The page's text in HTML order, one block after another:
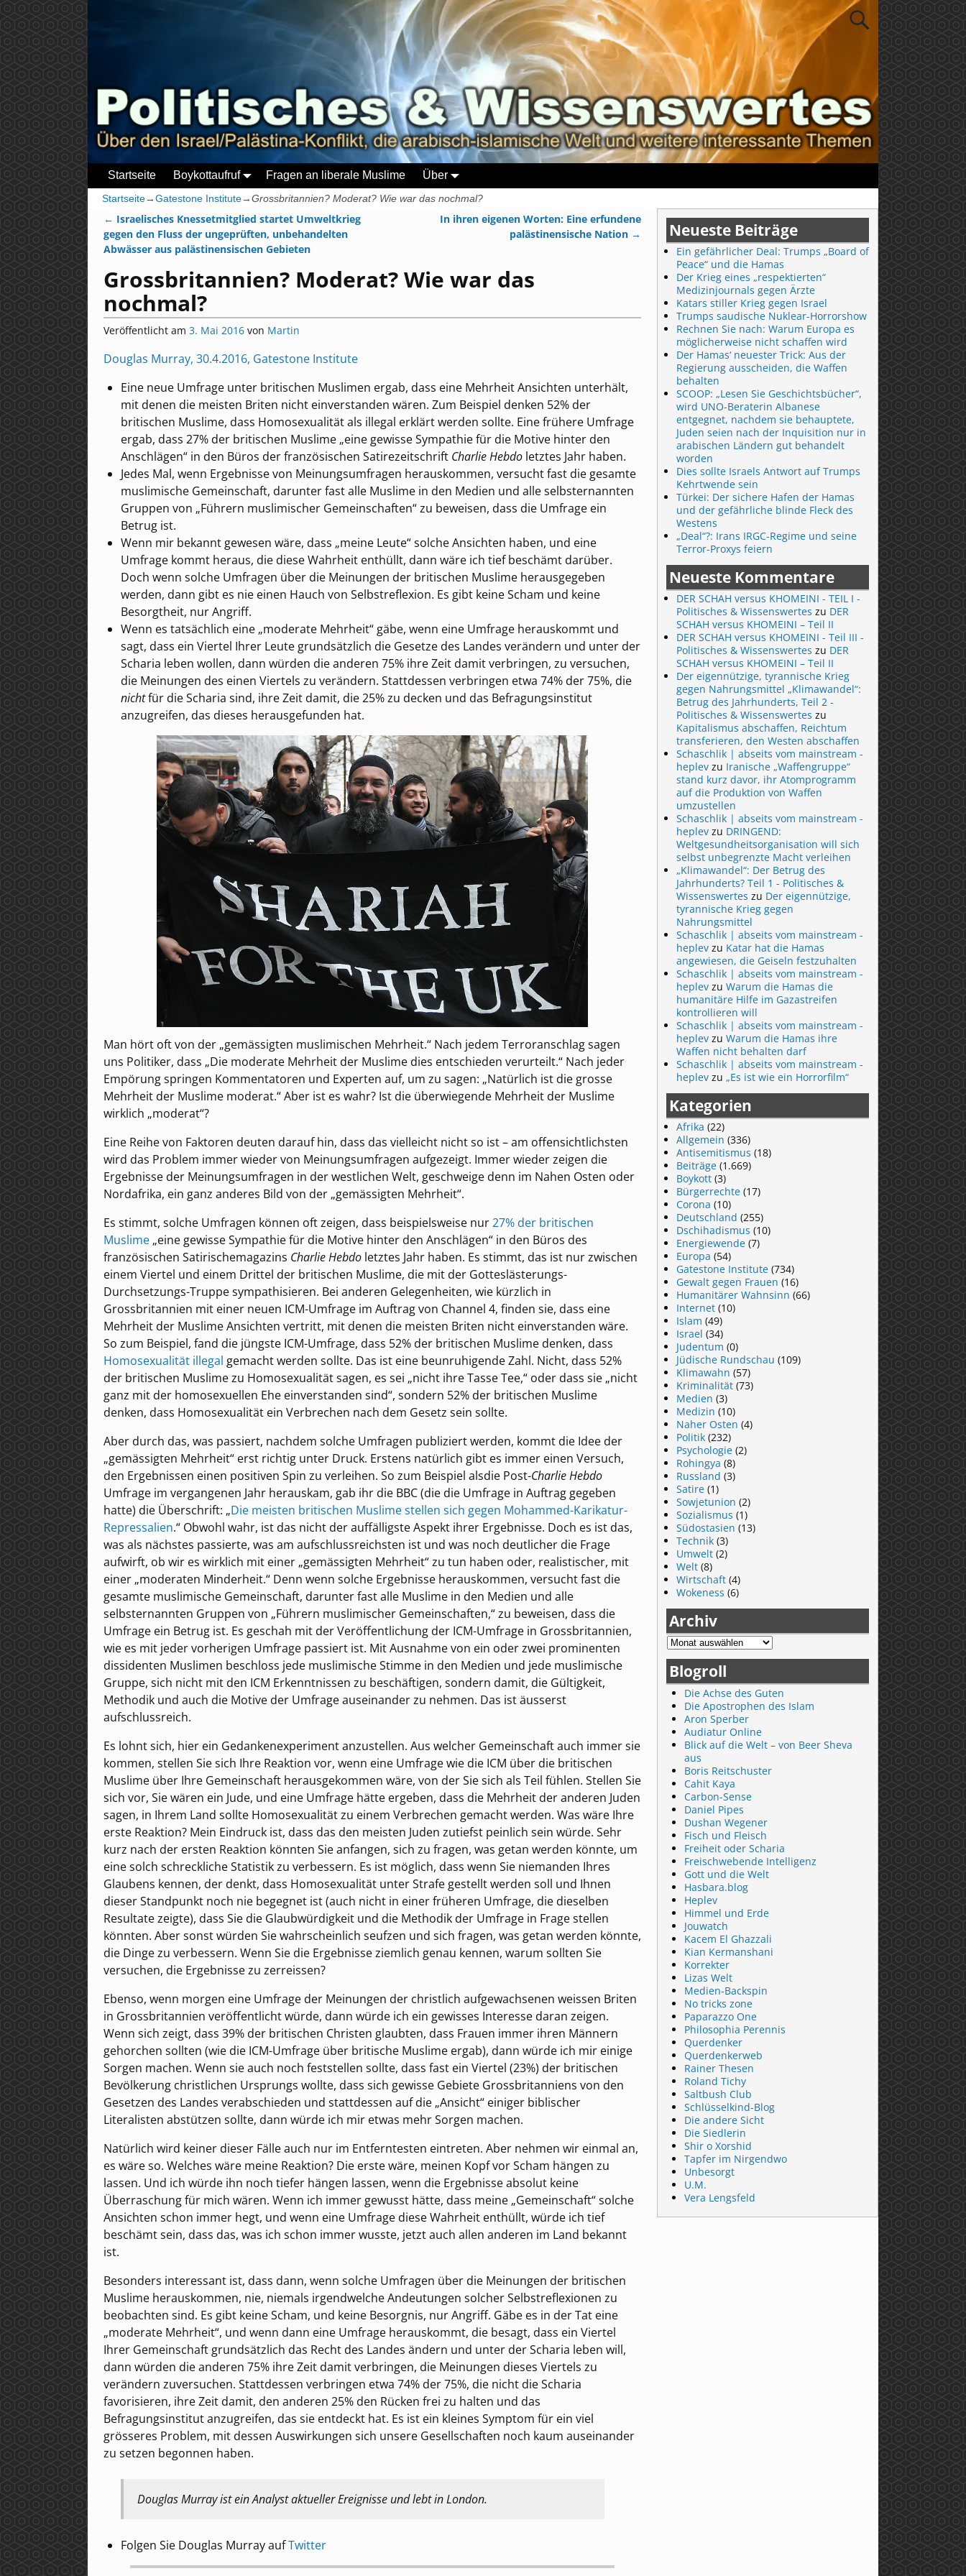
Startseite Boykottaufruf Fragen an liberale Muslime Über
Startseite→Gatestone Institute→Grossbritannien? Moderat? Wie war das nochmal?
Artikelnavigation
← Israelisches Knessetmitglied startet Umweltkrieg
gegen den Fluss der ungeprüften, unbehandelten
Abwässer aus palästinensischen Gebieten
In ihren eigenen Worten: Eine erfundene
palästinensische Nation →
Grossbritannien? Moderat? Wie war das
nochmal?
Veröffentlicht am 3. Mai 2016 von Martin
Douglas Murray, 30.4.2016, Gatestone Institute
Eine neue Umfrage unter britischen Muslimen ergab, dass eine Mehrheit Ansichten unterhält,
mit denen die meisten Briten nicht einverstanden wären. Zum Beispiel denken 52% der
britischen Muslime, dass Homosexualität als illegal erklärt werden sollte. Eine frühere Umfrage
ergab, dass 27% der britischen Muslime „eine gewisse Sympathie für die Motive hinter den
Anschlägen“ in den Büros der französischen Satirezeitschrift Charlie Hebdo letztes Jahr haben.
Jedes Mal, wenn Ergebnisse von Meinungsumfragen herauskommen, versucht fast die gesamte
muslimische Gemeinschaft, darunter fast alle Muslime in den Medien und alle selbsternannten
Gruppen von „Führern muslimischer Gemeinschaften“ zu beweisen, dass die Umfrage ein
Betrug ist.
Wenn mir bekannt gewesen wäre, dass „meine Leute“ solche Ansichten haben, und eine
Umfrage kommt heraus, die diese Wahrheit enthüllt, dann wäre ich tief beschämt darüber.
Doch wenn solche Umfragen über die Meinungen der britischen Muslime herausgegeben
werden, dann gibt es nie einen Hauch von Selbstreflexion. Es gibt keine Scham und keine
Besorgtheit, nur Angriff.
Wenn es tatsächlich eine „moderate Mehrheit“ gäbe, wenn eine Umfrage herauskommt und
sagt, dass ein Viertel Ihrer Leute grundsätzlich die Gesetze des Landes verändern und unter der
Scharia leben wollen, dann würden die anderen 75% ihre Zeit damit verbringen, zu versuchen,
die Meinungen des einen Viertels zu verändern. Stattdessen verbringen etwa 74% der 75%, die
nichtfür die Scharia sind, ihre Zeit damit, die 25% zu decken und das Befragungsinstitut
anzugreifen, das dieses herausgefunden hat.
Man hört oft von der „gemässigten muslimischen Mehrheit.“ Nach jedem Terroranschlag sagen
uns Politiker, dass „Die moderate Mehrheit der Muslime dies entschieden verurteilt.“ Nach jeder
Empörung springen Kommentatoren und Experten auf, um zu sagen: „Natürlich ist die grosse
Mehrheit der Muslime moderat.“ Aber ist es wahr? Ist die überwiegende Mehrheit der Muslime
wirklich „moderat“?
Eine Reihe von Faktoren deuten darauf hin, dass das vielleicht nicht so ist – am offensichtlichsten
wird das Problem immer wieder von Meinungsumfragen aufgezeigt. Immer wieder zeigen die
Ergebnisse der Meinungsumfragen in der westlichen Welt, geschweige denn im Nahen Osten oder
Nordafrika, ein ganz anderes Bild von der „gemässigten Mehrheit“.
Es stimmt, solche Umfragen können oft zeigen, dass beispielsweise nur27% der britischen
Muslime „eine gewisse Sympathie für die Motive hinter den Anschlägen“ in den Büros des
französischen Satirischemagazins Charlie Hebdo letztes Jahr haben. Es stimmt, das ist nur zwischen
einem Viertel und einem Drittel der britischen Muslime, die mit der Gotteslästerungs-
Durchsetzungs-Truppe sympathisieren. Bei anderen Gelegenheiten, wie kürzlich in
Grossbritannien mit einer neuen ICM-Umfrage im Auftrag von Channel 4, finden sie, dass eine
Mehrheit der Muslime Ansichten vertritt, mit denen die meisten Briten nicht einverstanden wäre.
So zum Beispiel, fand die jüngste ICM-Umfrage, dass 52% der britischen Muslime denken, dass
Homosexualität illegal gemacht werden sollte. Das ist eine beunruhigende Zahl. Nicht, dass 52%
der britischen Muslime zu Homosexualität sagen, es sei „nicht ihre Tasse Tee,“ oder dass sie „nicht
ganz mit der homosexuellen Ehe einverstanden sind“, sondern 52% der britischen Muslime
denken, dass Homosexualität ein Verbrechen nach dem Gesetz sein sollte.
Aber durch das, was passiert, nachdem solche Umfragen publiziert werden, kommt die Idee der
„gemässigten Mehrheit“ erst richtig unter Druck. Erstens natürlich gibt es immer einen Versuch,
den Ergebnissen einen positiven Spin zu verleihen. So zum Beispiel alsdie Post-Charlie Hebdo
Umfrage im vergangenen Jahr herauskam, gab ihr die BBC (die die Umfrage in Auftrag gegeben
hatte) die Überschrift: „Die meisten britischen Muslime stellen sich gegen Mohammed-Karikatur-
Repressalien.“ Obwohl wahr, ist das nicht der auffälligste Aspekt ihrer Ergebnisse. Doch es ist das,
was als nächstes passierte, was am aufschlussreichsten ist und was noch deutlicher die Frage
aufwirft, ob wir es wirklich mit einer „gemässigten Mehrheit“ zu tun haben oder, realistischer, mit
einer „moderaten Minderheit.“ Denn wenn solche Ergebnisse herauskommen, versucht fast die
gesamte muslimische Gemeinschaft, darunter fast alle Muslime in den Medien und alle
selbsternannten Gruppen von „Führern muslimischer Gemeinschaften,“ zu beweisen, dass die
Umfrage ein Betrug ist. Es geschah mit der Veröffentlichung der ICM-Umfrage in Grossbritannien,
wie es mit jeder vorherigen Umfrage passiert ist. Mit Ausnahme von ein oder zwei prominenten
dissidenten Muslimen beschloss jede muslimische Stimme in den Medien und jede muslimische
Gruppe, sich nicht mit den ICM Erkenntnissen zu beschäftigen, sondern damit, die Gültigkeit,
Methodik und auch die Motive der Umfrage auseinander zu nehmen. Das ist äusserst
aufschlussreich.
Es lohnt sich, hier ein Gedankenexperiment anzustellen. Aus welcher Gemeinschaft auch immer sie
kommen, stellen Sie sich Ihre Reaktion vor, wenn eine Umfrage wie die ICM über die britischen
Muslime über Ihre Gemeinschaft herausgekommen wäre, von der Sie sich als Teil fühlen. Stellen Sie
sich vor, Sie wären ein Jude, und eine Umfrage hätte ergeben, dass die Mehrheit der anderen Juden
sagen, in Ihrem Land sollte Homosexualität zu einem Verbrechen gemacht werden. Was wäre Ihre
erste Reaktion? Mein Eindruck ist, dass das den meisten Juden zutiefst peinlich sein würde. Sehr
kurz nach der ersten Reaktion könnten Sie anfangen, sich zu fragen, was getan werden könnte, um
eine solch schreckliche Statistik zu verbessern. Es ist möglich, dass wenn Sie niemanden Ihres
Glaubens kennen, der denkt, dass Homosexualität unter Strafe gestellt werden soll und Ihnen
dieser Standpunkt noch nie begegnet ist (auch nicht in einer früheren Umfrage, die dieselben
Resultate zeigte), dass Sie die Glaubwürdigkeit und die Methodik der Umfrage in Frage stellen
könnten. Aber sonst würden Sie wahrscheinlich seufzen und sich fragen, was getan werden könnte,
die Dinge zu verbessern. Wenn Sie die Ergebnisse ziemlich genau kennen, warum sollten Sie
versuchen, die Ergebnisse zu zerreissen?
Ebenso, wenn morgen eine Umfrage der Meinungen der christlich aufgewachsenen weissen Briten
in Grossbritannien veröffentlicht würde, dann würde ich ein gewisses Interesse daran zeigen.
Wenn sich zeigt, dass 39% der britischen Christen glaubten, dass Frauen immer ihren Männern
gehorchen sollten (wie die ICM-Umfrage über britische Muslime ergab), dann würde ich mir einige
Sorgen machen. Wenn sie auch noch feststellen sollte, dass fast ein Viertel (23%) der britischen
Bevölkerung christlichen Ursprungs wollte, dass sich gewisse Gebiete Grossbritanniens von den
Gesetzen des Landes verabschieden und stattdessen auf die „Ansicht“ einiger biblischer
Literalisten abstützen sollte, dann würde ich mir etwas mehr Sorgen machen.
Natürlich wird keiner dieser Fälle auch nur im Entferntesten eintreten. Aber nehmen wir einmal an,
es wäre so. Welches wäre meine Reaktion? Die erste wäre, meinen Kopf vor Scham hängen zu
lassen. Und ich würde ihn noch tiefer hängen lassen, wenn die Ergebnisse absolut keine
Überraschung für mich wären. Wenn ich immer gewusst hätte, dass meine „Gemeinschaft“ solche
Ansichten schon immer hegt, und wenn eine Umfrage diese Wahrheit enthüllt, würde ich tief
beschämt sein, dass das, was ich schon immer wusste, jetzt auch allen anderen im Land bekannt
ist.
Besonders interessant ist, dass dann, wenn solche Umfragen über die Meinungen der britischen
Muslime herauskommen, nie, niemals irgendwelche Andeutungen solcher Selbstreflexionen zu
beobachten sind. Es gibt keine Scham, und keine Besorgnis, nur Angriff. Gäbe es in der Tat eine
„moderate Mehrheit“, und wenn dann eine Umfrage herauskommt, die besagt, dass ein Viertel
Ihrer Gemeinschaft grundsätzlich das Recht des Landes ändern und unter der Scharia leben will,
dann würden die anderen 75% ihre Zeit damit verbringen, die Meinungen dieses Viertels zu
verändern zuversuchen. Stattdessen verbringen etwa 74% der 75%, die nicht die Scharia
favorisieren, ihre Zeit damit, den anderen 25% den Rücken frei zu halten und das
Befragungsinstitut anzugreifen, das sie entdeckt hat. Es ist ein kleines Symptom für ein viel
grösseres Problem, mit dessen Auswirkungen sich unsere Gesellschaften noch kaum auseinander
zu setzen begonnen haben.
Douglas Murray ist ein Analyst aktueller Ereignisse und lebt in London.
Folgen Sie Douglas Murray aufTwitter
Neueste Beiträge
Ein gefährlicher Deal: Trumps „Board of
Peace“ und die Hamas
Der Krieg eines „respektierten“
Medizinjournals gegen Ärzte
Katars stiller Krieg gegen Israel
Trumps saudische Nuklear-Horrorshow
Rechnen Sie nach: Warum Europa es
möglicherweise nicht schaffen wird
Der Hamas‘ neuester Trick: Aus der
Regierung ausscheiden, die Waffen
behalten
SCOOP: „Lesen Sie Geschichtsbücher“,
wird UNO-Beraterin Albanese
entgegnet, nachdem sie behauptete,
Juden seien nach der Inquisition nur in
arabischen Ländern gut behandelt
worden
Dies sollte Israels Antwort auf Trumps
Kehrtwende sein
Türkei: Der sichere Hafen der Hamas
und der gefährliche blinde Fleck des
Westens
„Deal“?: Irans IRGC-Regime und seine
Terror-Proxys feiern
Neueste Kommentare
DER SCHAH versus KHOMEINI - TEIL I -
Politisches & Wissenswertes zu DER
SCHAH versus KHOMEINI – Teil II
DER SCHAH versus KHOMEINI - Teil III -
Politisches & Wissenswertes zu DER
SCHAH versus KHOMEINI – Teil II
Der eigennützige, tyrannische Krieg
gegen Nahrungsmittel „Klimawandel“:
Betrug des Jahrhunderts, Teil 2 -
Politisches & Wissenswertes zu
Kapitalismus abschaffen, Reichtum
transferieren, den Westen abschaffen
Schaschlik | abseits vom mainstream -
heplev zu Iranische „Waffengruppe“
stand kurz davor, ihr Atomprogramm
auf die Produktion von Waffen
umzustellen
Schaschlik | abseits vom mainstream -
heplev zu DRINGEND:
Weltgesundheitsorganisation will sich
selbst unbegrenzte Macht verleihen
„Klimawandel“: Der Betrug des
Jahrhunderts? Teil 1 - Politisches &
Wissenswertes zu Der eigennützige,
tyrannische Krieg gegen
Nahrungsmittel
Schaschlik | abseits vom mainstream -
heplev zu Katar hat die Hamas
angewiesen, die Geiseln festzuhalten
Schaschlik | abseits vom mainstream -
heplev zu Warum die Hamas die
humanitäre Hilfe im Gazastreifen
kontrollieren will
Schaschlik | abseits vom mainstream -
heplev zu Warum die Hamas ihre
Waffen nicht behalten darf
Schaschlik | abseits vom mainstream -
heplev zu „Es ist wie ein Horrorfilm“
Kategorien
Afrika (22)
Allgemein (336)
Antisemitismus (18)
Beiträge (1.669)
Boykott (3)
Bürgerrechte (17)
Corona (10)
Deutschland (255)
Dschihadismus (10)
Energiewende (7)
Europa (54)
Gatestone Institute (734)
Gewalt gegen Frauen (16)
Humanitärer Wahnsinn (66)
Internet (10)
Islam (49)
Israel (34)
Judentum (0)
Jüdische Rundschau (109)
Klimawahn (57)
Kriminalität (73)
Medien (3)
Medizin (10)
Naher Osten (4)
Politik (232)
Psychologie (2)
Rohingya (8)
Russland (3)
Satire (1)
Sowjetunion (2)
Sozialismus (1)
Südostasien (13)
Technik (3)
Umwelt (2)
Welt (8)
Wirtschaft (4)
Wokeness (6)
Archiv
Blogroll
Die Achse des Guten
Die Apostrophen des Islam
Aron Sperber
Audiatur Online
Blick auf die Welt – von Beer Sheva
aus
Boris Reitschuster
Cahit Kaya
Carbon-Sense
Daniel Pipes
Dushan Wegener
Fisch und Fleisch
Freiheit oder Scharia
Freischwebende Intelligenz
Gott und die Welt
Hasbara.blog
Heplev
Himmel und Erde
Jouwatch
Kacem El Ghazzali
Kian Kermanshani
Korrekter
Lizas Welt
Medien-Backspin
No tricks zone
Paparazzo One
Philosophia Perennis
Querdenker
Querdenkerweb
Rainer Thesen
Roland Tichy
Saltbush Club
Schlüsselkind-Blog
Die andere Sicht
Die Siedlerin
Shir o Xorshid
Tapfer im Nirgendwo
Unbesorgt
U.M.
Vera Lengsfeld